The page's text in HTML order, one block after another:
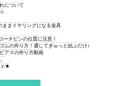
について
☆
ままイヤリングになる金具
ーチピンの位置に注意！
ムの作り方！通してぎゅっと結ぶだけ♪
アスの作り方動画
ェ★